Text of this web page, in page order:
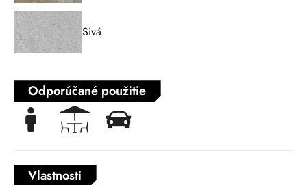
Sivá
Odporúčané použitie
Vlastnosti